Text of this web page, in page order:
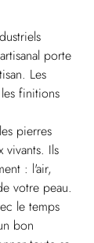
porte
Les
finitions
pierres
vivants. Ils
: l'air,
votre peau.
le temps
bon